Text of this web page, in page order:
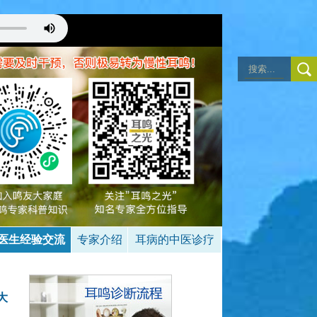
不去注意耳鸣，
于无耳鸣状态
生经验交流 专家介绍 耳病的中医诊疗